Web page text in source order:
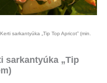
sarkantyúka „Tip Top Apricot” (min.
sarkantyúka „Tip